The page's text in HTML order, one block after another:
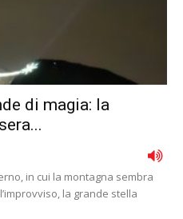
di magia: la
in cui la montagna sembra
la grande stella